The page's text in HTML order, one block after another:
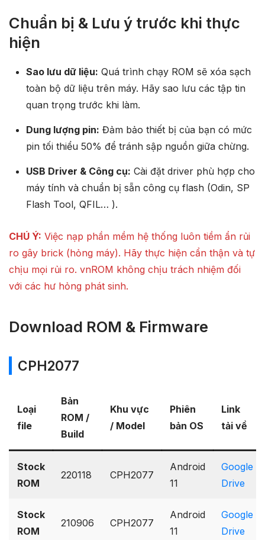
Chuẩn bị & Lưu ý trước khi thực
hiện
Sao lưu dữ liệu: Quá trình chạy ROM sẽ xóa sạch
toàn bộ dữ liệu trên máy. Hãy sao lưu các tập tin
quan trọng trước khi làm.
Dung lượng pin: Đảm bảo thiết bị của bạn có mức
pin tối thiểu 50% để tránh sập nguồn giữa chừng.
USB Driver & Công cụ: Cài đặt driver phù hợp cho
máy tính và chuẩn bị sẵn công cụ flash (Odin, SP
Flash Tool, QFIL… ).
CHÚ Ý: Việc nạp phần mềm hệ thống luôn tiềm ẩn rủi
ro gây brick (hỏng máy). Hãy thực hiện cẩn thận và tự
chịu mọi rủi ro. vnROM không chịu trách nhiệm đối
với các hư hỏng phát sinh.
Download ROM & Firmware
CPH2077
Loại
file
Bản
ROM /
Build
Khu vực
/ Model
Phiên
bản OS
Link
tải về
Stock
ROM
220118 CPH2077
Android
11
Google
Drive
Stock
ROM
210906 CPH2077
Android
11
Google
Drive